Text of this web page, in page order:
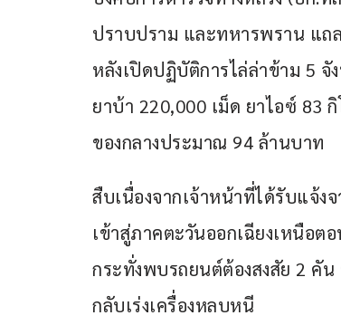
ปราบปราม และทหารพราน แถ
หลังเปิดปฏิบัติการไล่ล่าข้าม 5 จั
ยาบ้า 220,000 เม็ด ยาไอซ์ 83
ของกลางประมาณ 94 ล้านบาท
สืบเนื่องจากเจ้าหน้าที่ได้รับแจ้ง
เข้าสู่ภาคตะวันออกเฉียงเหนือต
กระทั่งพบรถยนต์ต้องสงสัย 2 คั
กลับเร่งเครื่องหลบหนี